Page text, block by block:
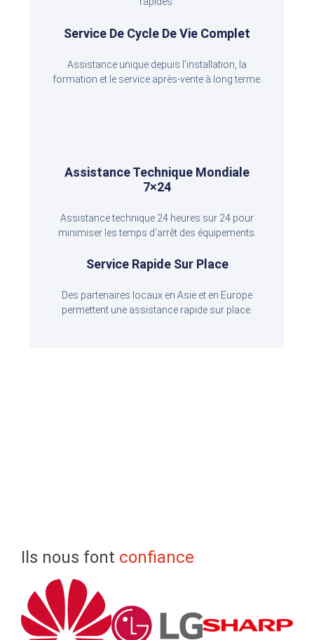
Assistance Technique Mondiale
7×24
Assistance technique 24 heures sur 24 pour
minimiser les temps d'arrêt des équipements.
Service Rapide Sur Place
Des partenaires locaux en Asie et en Europe
permettent une assistance rapide sur place.
Service De Cycle De Vie Complet
Assistance unique depuis l'installation, la
formation et le service après-vente à long terme.
Ils nous font confiance